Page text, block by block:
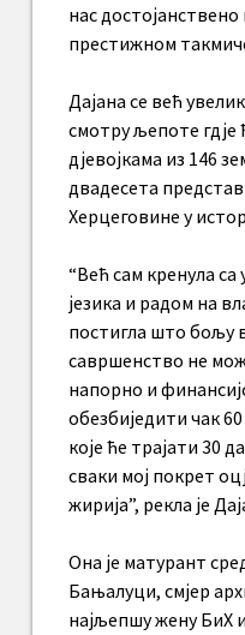
нас
престижном
Дајана се већ
смотру љепоте гдје
дјевојкама из 146
двадесета
Херцеговине у
“Већ сам кренула
језика и радом на
постигла што бољу
савршенство не
напорно и
обезбиједити чак
које ће трајати 30
сваки мој покрет
жирија”, рекла је
Она је матурант
Бањалуци, смјер
најљепшу жену БиХ